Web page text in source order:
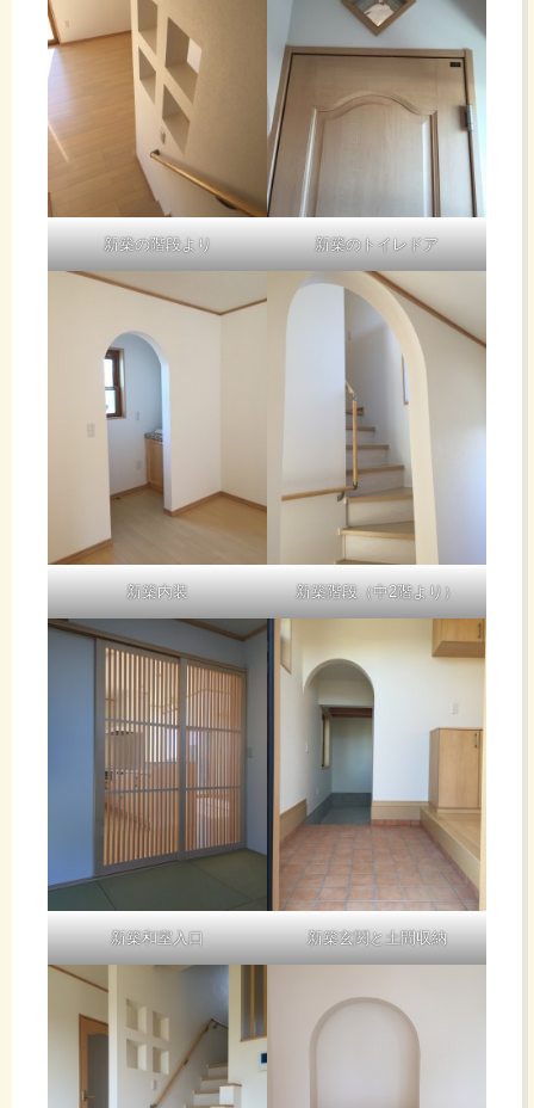
新築の階段より 新築のトイレドア
新築内装 新築階段（中2階より）
新築和室入口 新築玄関と土間収納